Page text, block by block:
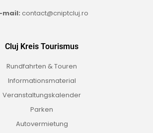
mail: contact@cniptcluj.ro
Cluj Kreis Tourismus
Rundfahrten & Touren
Informationsmaterial
Veranstaltungskalender
Parken
Autovermietung